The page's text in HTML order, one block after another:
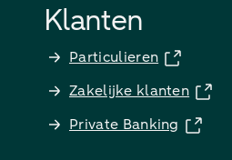
Klanten
Particulieren
Zakelijke klanten
Private Banking